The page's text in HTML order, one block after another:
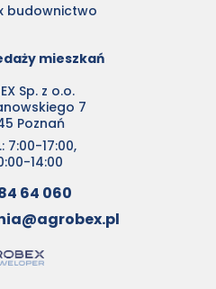
budownictwo
mieszkań
Sp. z o.o.
7
Poznań
7:00-17:00,
14:00
64 060